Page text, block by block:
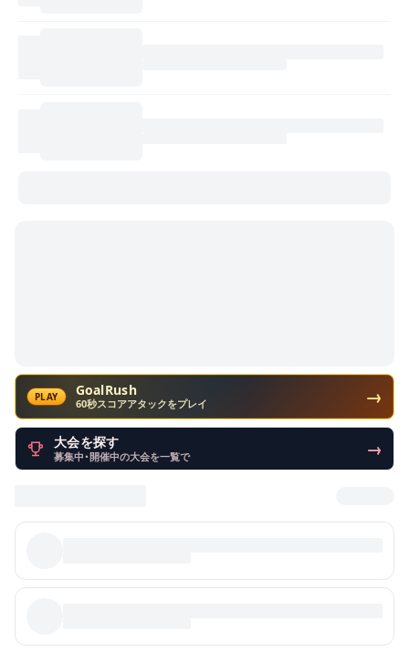
PLAY GoalRush
60秒スコアアタックをプレイ →
大会を探す
募集中・開催中の大会を一覧で →